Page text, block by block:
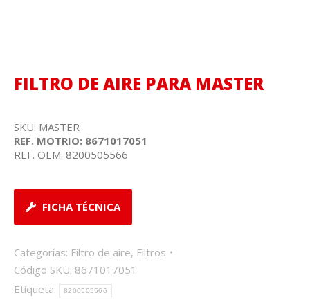
FILTRO DE AIRE PARA MASTER
SKU: MASTER
REF. MOTRIO: 8671017051
REF. OEM: 8200505566
FICHA TÉCNICA
Categorías: Filtro de aire, Filtros
Código SKU: 8671017051
Etiqueta:
8200505566